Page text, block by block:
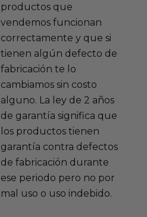
productos que
vendemos funcionan
correctamente y que si
tienen algún defecto de
fabricación te lo
cambiamos sin costo
alguno. La ley de 2 años
de garantía significa que
los productos tienen
garantía contra defectos
de fabricación durante
ese periodo pero no por
mal uso o uso indebido.